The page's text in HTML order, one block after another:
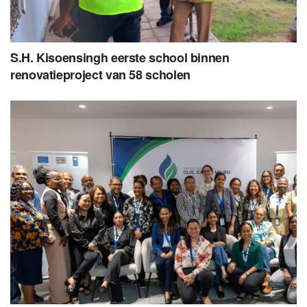
S.H. Kisoensingh eerste school binnen
renovatieproject van 58 scholen